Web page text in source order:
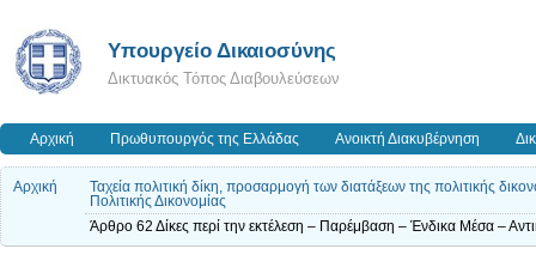
Υπουργείο Δικαιοσύνης
Δικτυακός Τόπος Διαβουλεύσεων
Αρχική Πρωθυπουργός της Ελλάδας Ανοικτή Διακυβέρνηση
Αρχική
Ταχεία πολιτική δίκη, προσαρμογή των διατάξεων της πολιτικής
Πολιτικής Δικονομίας
Άρθρο 62 Δίκες περί την εκτέλεση – Παρέμβαση – Ένδικα Μέσα –